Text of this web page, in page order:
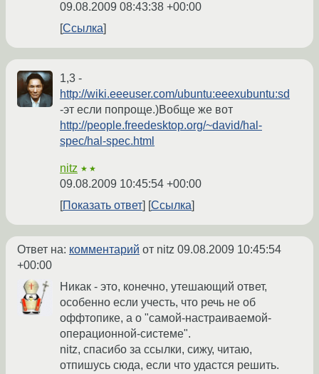
09.08.2009 08:43:38 +00:00
Ссылка
1,3 -
http://wiki.eeeuser.com/ubuntu:eeexubuntu:sd
-эт если попроще.)Вобще же вот
http://people.freedesktop.org/~david/hal-
spec/hal-spec.html
nitz ★★
09.08.2009 10:45:54 +00:00
Показать ответ
Ссылка
Ответ на: комментарий от nitz 09.08.2009 10:45:54
+00:00
Никак - это, конечно, утешающий ответ,
особенно если учесть, что речь не об
оффтопике, а о "самой-настраиваемой-
операционной-системе".
nitz, спасибо за ссылки, сижу, читаю,
отпишусь сюда, если что удастся решить.